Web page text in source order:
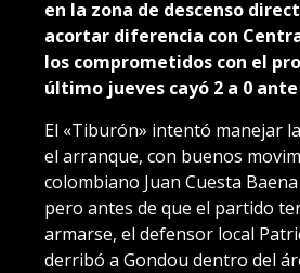
en la zona de descenso
acortar diferencia con
los comprometidos con el
último jueves cayó 2 a 0
El «Tiburón» intentó manejar
el arranque, con buenos
colombiano Juan Cuesta
pero antes de que el partido
armarse, el defensor local
derribó a Gondou dentro del